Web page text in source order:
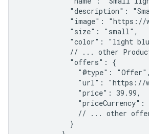
"description":
"image":
            "size": "small",
"color": "light
// ... other
            "offers": {
              "@type": "Offer",
"url":
              "price": 39.99,
"priceCurrency":
// ... other
            }